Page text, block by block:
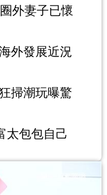
外妻子已懷
外發展近況
掃潮玩曝驚
包包自己